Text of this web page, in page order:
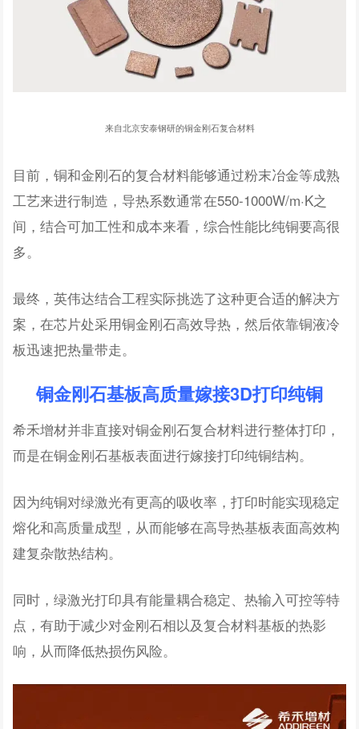
来自北京安泰钢研的铜金刚石复合材料
目前，铜和金刚石的复合材料能够通过粉末冶金等成熟
工艺来进行制造，导热系数通常在550-1000W/m·K之
间，结合可加工性和成本来看，综合性能比纯铜要高很
多。
最终，英伟达结合工程实际挑选了这种更合适的解决方
案，在芯片处采用铜金刚石高效导热，然后依靠铜液冷
板迅速把热量带走。
铜金刚石基板高质量嫁接3D打印纯铜
希禾增材并非直接对铜金刚石复合材料进行整体打印，
而是在铜金刚石基板表面进行嫁接打印纯铜结构。
因为纯铜对绿激光有更高的吸收率，打印时能实现稳定
熔化和高质量成型，从而能够在高导热基板表面高效构
建复杂散热结构。
同时，绿激光打印具有能量耦合稳定、热输入可控等特
点，有助于减少对金刚石相以及复合材料基板的热影
响，从而降低热损伤风险。